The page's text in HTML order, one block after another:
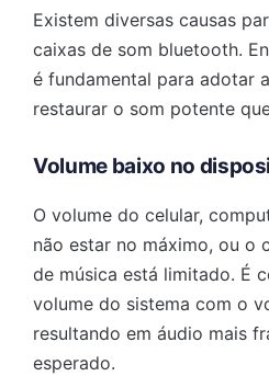
Existem diversas causas
caixas de som bluetooth.
é fundamental para adotar
restaurar o som potente
Volume baixo no
O volume do celular,
não estar no máximo, ou o
de música está limitado. É
volume do sistema com o
resultando em áudio mais
esperado.